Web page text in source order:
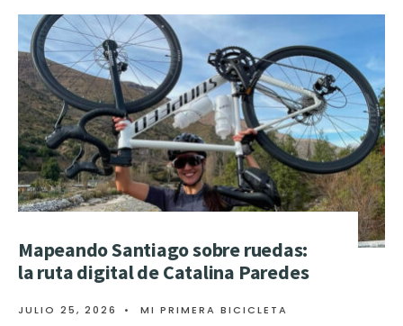
Mapeando Santiago sobre ruedas:
la ruta digital de Catalina Paredes
JULIO 25, 2026 • MI PRIMERA BICICLETA